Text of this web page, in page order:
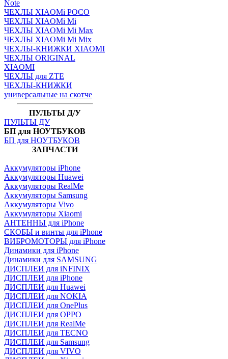
Note
ЧЕХЛЫ XIAOMi POCO
ЧЕХЛЫ XIAOMi Mi
ЧЕХЛЫ XIAOMi Mi Max
ЧЕХЛЫ XIAOMi Mi Mix
ЧЕХЛЫ-КНИЖКИ XIAOMI
ЧЕХЛЫ ORIGINAL
XIAOMI
ЧЕХЛЫ для ZTE
ЧЕХЛЫ-КНИЖКИ
универсальные на скотче
ПУЛЬТЫ Д/У
ПУЛЬТЫ ДУ
БП для НОУТБУКОВ
БП для НОУТБУКОВ
ЗАПЧАСТИ
Аккумуляторы iPhone
Аккумуляторы Huawei
Аккумуляторы RealMe
Аккумуляторы Samsung
Аккумуляторы Vivo
Аккумуляторы Xiaomi
АНТЕННЫ для iPhone
СКОБЫ и винты для iPhone
ВИБРОМОТОРЫ для iPhone
Динамики для iPhone
Динамики для SAMSUNG
ДИСПЛЕИ для iNFINIX
ДИСПЛЕИ для iPhone
ДИСПЛЕИ для Huawei
ДИСПЛЕИ для NOKIA
ДИСПЛЕИ для OnePlus
ДИСПЛЕИ для OPPO
ДИСПЛЕИ для RealMe
ДИСПЛЕИ для TECNO
ДИСПЛЕИ для Samsung
ДИСПЛЕИ для VIVO